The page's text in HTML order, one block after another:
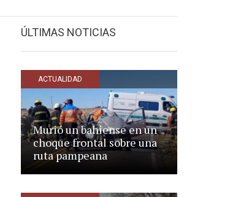
ÚLTIMAS NOTICIAS
ACTUALIDAD
Murió un bahiense en un
choque frontal sobre una
ruta pampeana